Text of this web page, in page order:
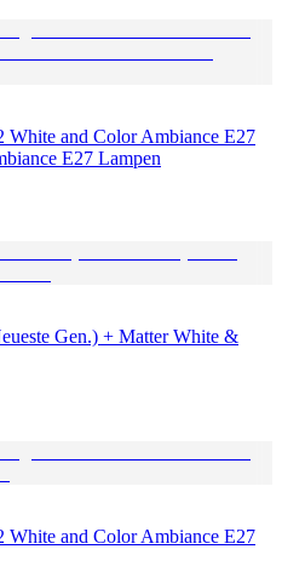
White and Color Ambiance E27
E27 Lampen
Gen.) + Matter White &
White and Color Ambiance E27